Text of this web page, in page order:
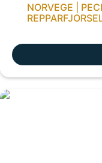
NORVEGE |